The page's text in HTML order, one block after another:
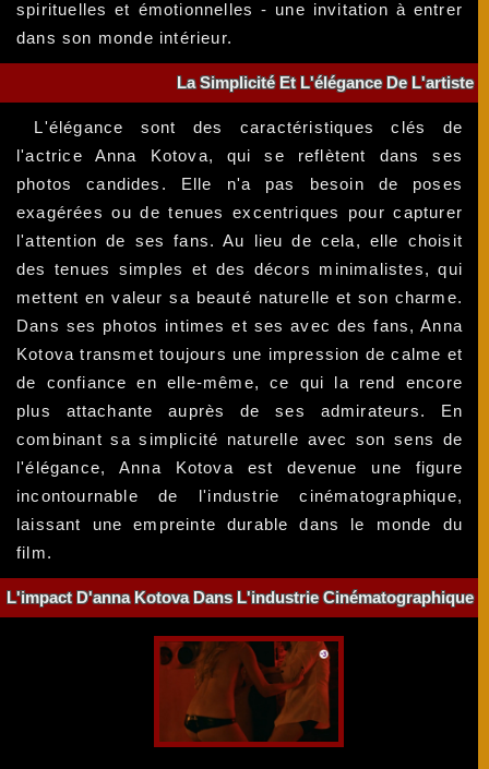
spirituelles et émotionnelles - une invitation à entrer
dans son monde intérieur.
La Simplicité Et L'élégance De L'artiste
L'élégance sont des caractéristiques clés de
l'actrice Anna Kotova, qui se reflètent dans ses
photos candides. Elle n'a pas besoin de poses
exagérées ou de tenues excentriques pour capturer
l'attention de ses fans. Au lieu de cela, elle choisit
des tenues simples et des décors minimalistes, qui
mettent en valeur sa beauté naturelle et son charme.
Dans ses photos intimes et ses avec des fans, Anna
Kotova transmet toujours une impression de calme et
de confiance en elle-même, ce qui la rend encore
plus attachante auprès de ses admirateurs. En
combinant sa simplicité naturelle avec son sens de
l'élégance, Anna Kotova est devenue une figure
incontournable de l'industrie cinématographique,
laissant une empreinte durable dans le monde du
film.
L'impact D'anna Kotova Dans L'industrie Cinématographique